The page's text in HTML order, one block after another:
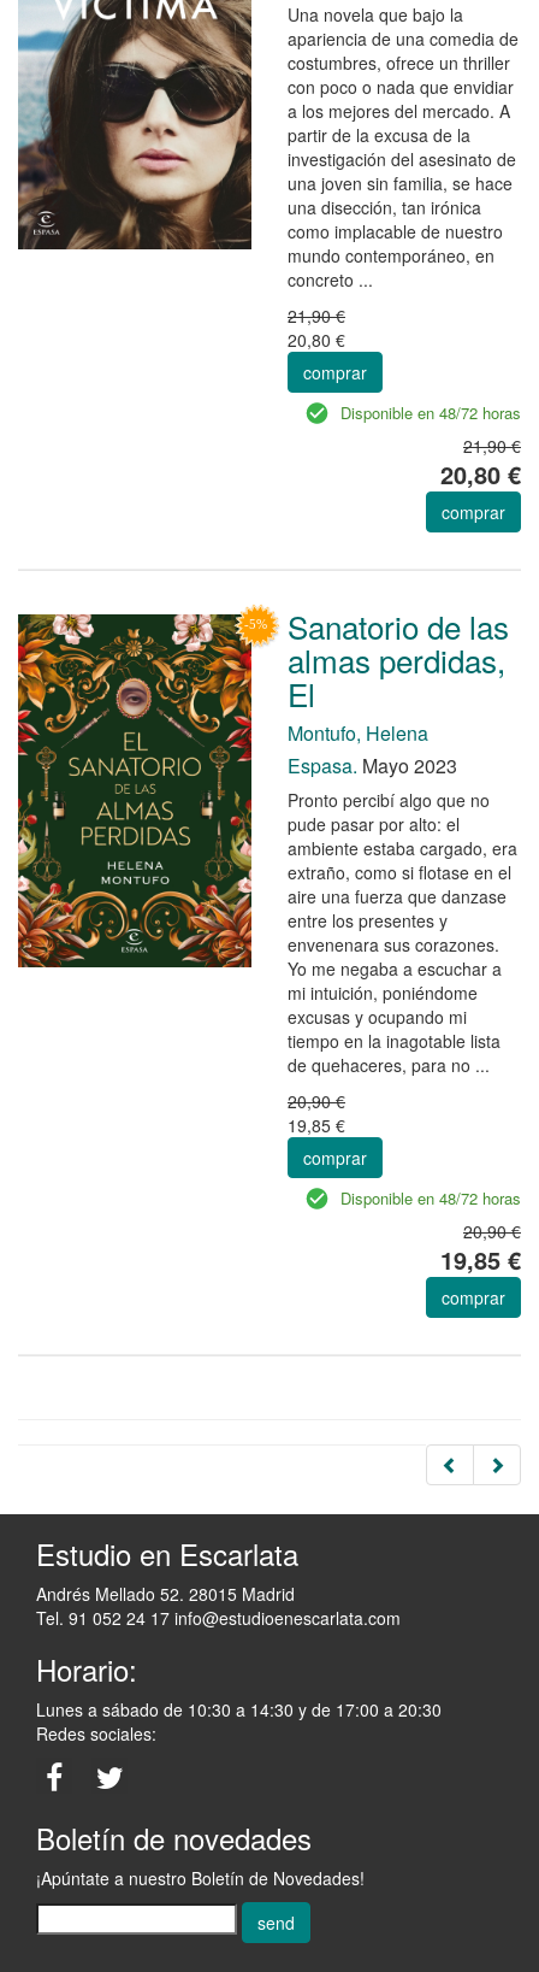
Una novela que bajo la
apariencia de una comedia de
costumbres, ofrece un thriller
con poco o nada que envidiar
a los mejores del mercado. A
partir de la excusa de la
investigación del asesinato de
una joven sin familia, se hace
una disección, tan irónica
como implacable de nuestro
mundo contemporáneo, en
concreto ...
21,90 €
20,80 €
comprar
Disponible en 48/72 horas
21,90 €
20,80 €
comprar
Sanatorio de las
almas perdidas,
El
Montufo, Helena
Espasa. Mayo 2023
Pronto percibí algo que no
pude pasar por alto: el
ambiente estaba cargado, era
extraño, como si flotase en el
aire una fuerza que danzase
entre los presentes y
envenenara sus corazones.
Yo me negaba a escuchar a
mi intuición, poniéndome
excusas y ocupando mi
tiempo en la inagotable lista
de quehaceres, para no ...
20,90 €
19,85 €
comprar
Disponible en 48/72 horas
20,90 €
19,85 €
comprar
Estudio en Escarlata
Andrés Mellado 52. 28015 Madrid
Tel. 91 052 24 17 info@estudioenescarlata.com
Horario:
Lunes a sábado de 10:30 a 14:30 y de 17:00 a 20:30
Redes sociales:
Boletín de novedades
¡Apúntate a nuestro Boletín de Novedades!
send